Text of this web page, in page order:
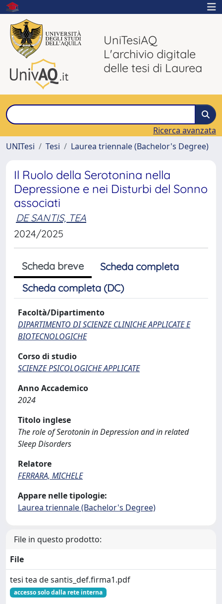
UniTesiAQ
L'archivio digitale
delle tesi di Laurea
Ricerca avanzata
UNITesi
Tesi Laurea triennale (Bachelor's Degree)
Il Ruolo della Serotonina nella
Depressione e nei Disturbi del Sonno
associati
DE SANTIS, TEA
2024/2025
Scheda breve
Scheda completa
Scheda completa (DC)
Facoltà/Dipartimento
DIPARTIMENTO DI SCIENZE CLINICHE APPLICATE E
BIOTECNOLOGICHE
Corso di studio
SCIENZE PSICOLOGICHE APPLICATE
Anno Accademico
2024
Titolo inglese
The role of Serotonin in Depression and in related
Sleep Disorders
Relatore
FERRARA, MICHELE
Appare nelle tipologie:
Laurea triennale (Bachelor's Degree)
File in questo prodotto:
File
tesi tea de santis_def.firma1.pdf
accesso solo dalla rete interna